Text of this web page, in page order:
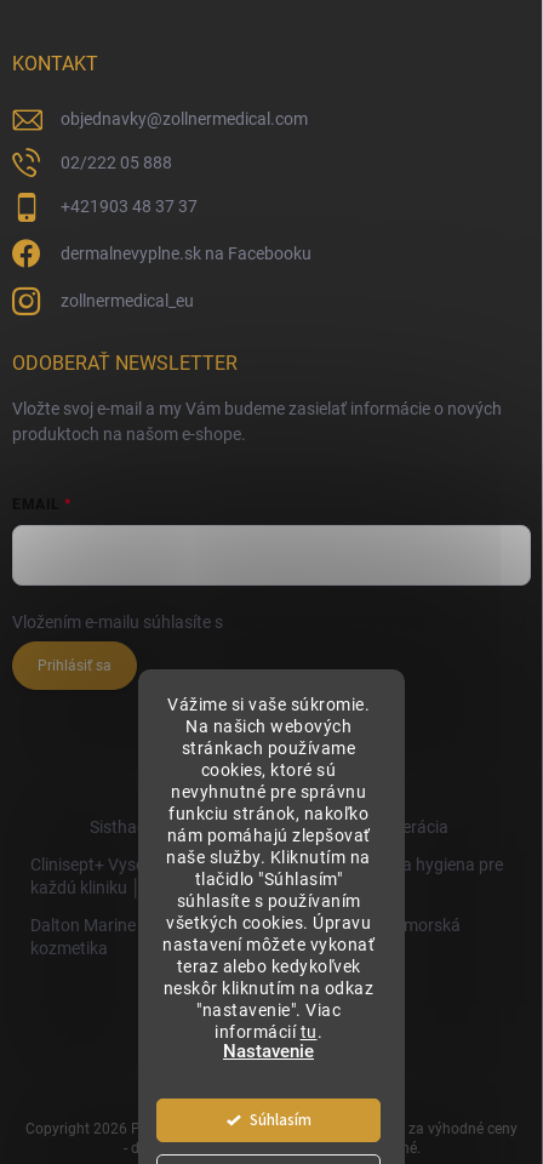
Vážime si vaše súkromie.
Na našich webových
stránkach používame
cookies, ktoré sú
nevyhnutné pre správnu
funkciu stránok, nakoľko
nám pomáhajú zlepšovať
naše služby. Kliknutím na
tlačidlo "Súhlasím"
súhlasíte s používaním
všetkých cookies. Úpravu
nastavení môžete vykonať
teraz alebo kedykoľvek
neskôr kliknutím na odkaz
"nastavenie". Viac
informáciítu.
Nastavenie
Súhlasím
KONTAKT
objednavky@zollnermedical.com
02/222 05 888
+421903 48 37 37
dermalnevyplne.sk na Facebooku
zollnermedical_eu
ODOBERAŤ NEWSLETTER
Vložte svoj e-mail a my Vám budeme zasielať informácie o nových
produktoch na našom e-shope.
Vložením e-mailu súhlasíte s
Prihlásiť sa
Sisthaema.sk - Skutočná Dermálna Regenerácia
Clinisept+ Vysoko účinné čistenie a antimikrobiálna hygiena pre
každú kliniku │
Dalton Marine Cosmetics - Kvalitná profesionálna morská
kozmetika
Sisthaema
Hevo T
│Skutočná
Biorevitalizácia
Copyright 2026 Prémiové produkty pre estetickú medicínu za výhodné ceny
- dermalnevyplne.sk
. Všetky práva vyhradené.